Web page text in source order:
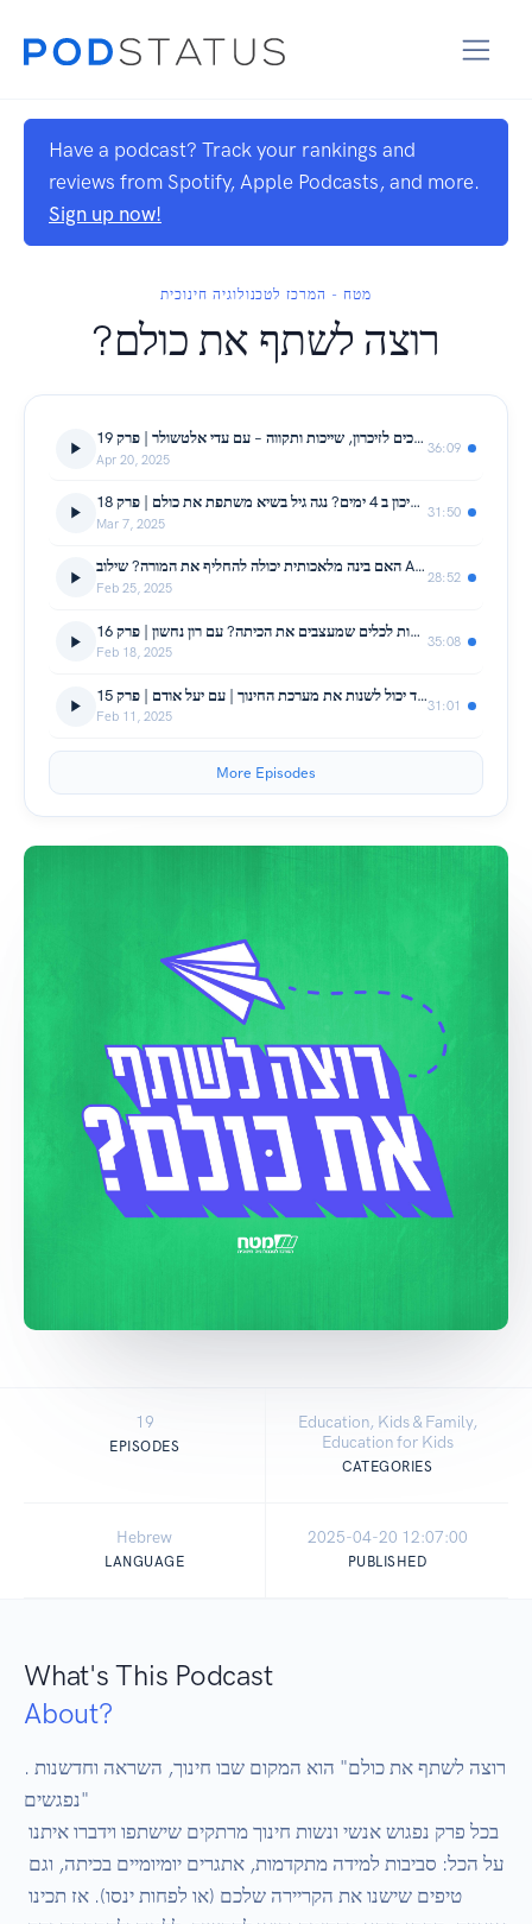
Have a podcast? Track your rankings and
reviews from Spotify, Apple Podcasts, and more.
Sign up now!
מטח - המרכז לטכנולוגיה חינוכית
?רוצה לשתף את כולם
איך מחנכים לזיכרון, שייכות ותקווה – עם עדי אלטשולר | פרק 19
Apr 20, 2025
36:09
איך מקימים תיכון ב 4 ימים? נגה גיל בשיא משתפת את כולם | פרק 18
Mar 7, 2025
31:50
האם בינה מלאכותית יכולה להחליף את המורה? שילוב AI בחינוך עם לימור הררי | פרק 17
Feb 25, 2025
28:52
איך להפוך חוויות קשות לכלים שמעצבים את הכיתה? עם רון נחשון | פרק 16
Feb 18, 2025
35:08
מהכפר לטלוויזיה: איך סיפור אחד יכול לשנות את מערכת החינוך | עם יעל אודם | פרק 15
Feb 11, 2025
31:01
More Episodes
19
EPISODES
Education, Kids & Family,
Education for Kids
CATEGORIES
Hebrew
LANGUAGE
2025-04-20 12:07:00
PUBLISHED
What's This Podcast
About?
.רוצה לשתף את כולם" הוא המקום שבו חינוך, השראה וחדשנות
נפגשים"